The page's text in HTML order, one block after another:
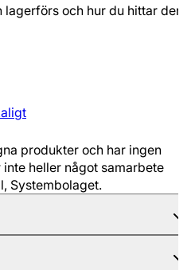
och hur du hittar den.
produkter och har ingen
heller något samarbete
Systembolaget.